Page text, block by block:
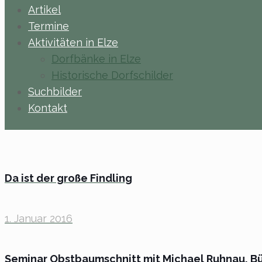
Artikel
Termine
Aktivitäten in Elze
Dorfbänke in Elze
Historische Dorfschilder
Suchbilder
Kontakt
Da ist der große Findling
1. Januar 2016
Seminar Obstbaumschnitt mit Michael Ruhnau,